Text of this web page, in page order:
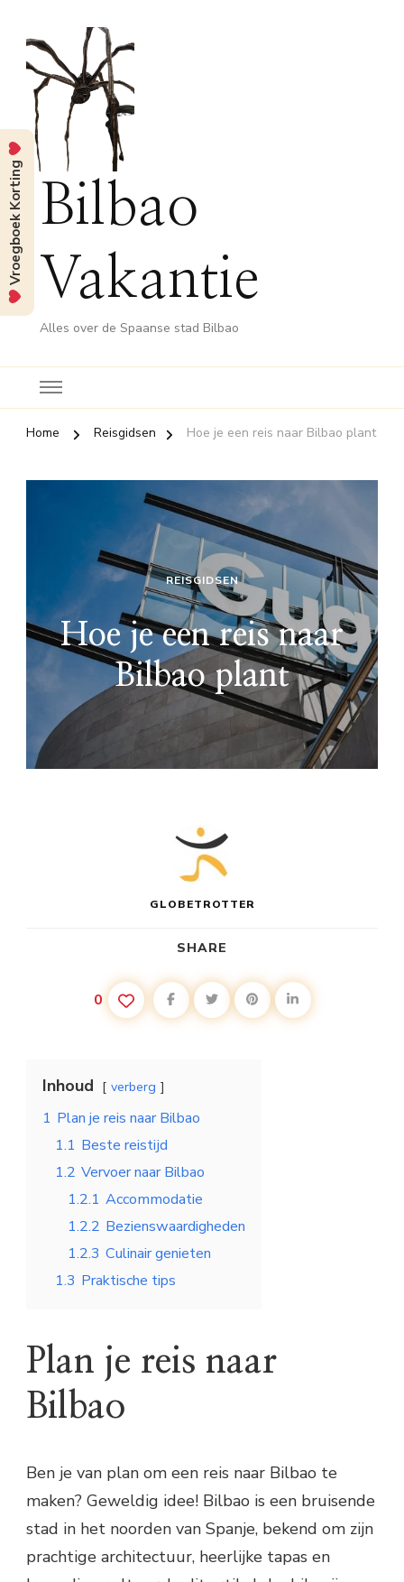
Bilbao
Vakantie
Alles over de Spaanse stad Bilbao
Home Reisgidsen Hoe je een reis naar Bilbao plant
REISGIDSEN
Hoe je een reis naar
Bilbao plant
GLOBETROTTER
SHARE
0
Inhoud verberg
1 Plan je reis naar Bilbao
1.1 Beste reistijd
1.2 Vervoer naar Bilbao
1.2.1 Accommodatie
1.2.2 Bezienswaardigheden
1.2.3 Culinair genieten
1.3 Praktische tips
Plan je reis naar
Bilbao
Ben je van plan om een reis naar Bilbao te
maken? Geweldig idee! Bilbao is een bruisende
stad in het noorden van Spanje, bekend om zijn
prachtige architectuur, heerlijke tapas en
Vroegboek Korting